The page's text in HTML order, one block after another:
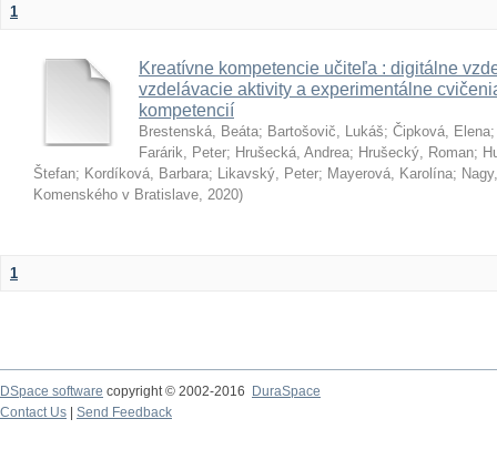
1
Kreatívne kompetencie učiteľa : digitálne
vzdelávacie aktivity a experimentálne
kompetencií
Brestenská, Beáta; Bartošovič, Lukáš; Čipková, Elena
Farárik, Peter; Hrušecká, Andrea; Hrušecký, Roman;
Štefan; Kordíková, Barbara; Likavský, Peter; Mayerová, Karolína;
Komenského v Bratislave, 2020)
1
DSpace software copyright © 2002-2016
DuraSpace
Contact Us
Send Feedback